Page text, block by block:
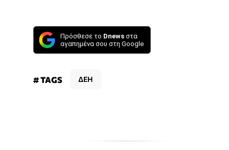
Πρόσθεσε το Dnews στα
αγαπημένα σου στη Google
# TAGS ΔΕΗ